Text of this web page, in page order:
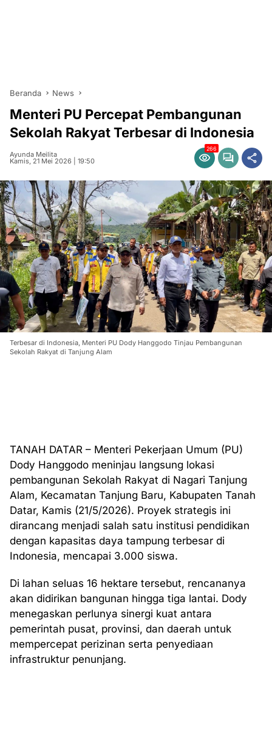
Beranda News
Menteri PU Percepat Pembangunan
Sekolah Rakyat Terbesar di Indonesia
Ayunda Meilita
Kamis, 21 Mei 2026 | 19:50
266
Terbesar di Indonesia, Menteri PU Dody Hanggodo Tinjau Pembangunan
Sekolah Rakyat di Tanjung Alam
TANAH DATAR – Menteri Pekerjaan Umum (PU)
Dody Hanggodo meninjau langsung lokasi
pembangunan Sekolah Rakyat di Nagari Tanjung
Alam, Kecamatan Tanjung Baru, Kabupaten Tanah
Datar, Kamis (21/5/2026). Proyek strategis ini
dirancang menjadi salah satu institusi pendidikan
dengan kapasitas daya tampung terbesar di
Indonesia, mencapai 3.000 siswa.
Di lahan seluas 16 hektare tersebut, rencananya
akan didirikan bangunan hingga tiga lantai. Dody
menegaskan perlunya sinergi kuat antara
pemerintah pusat, provinsi, dan daerah untuk
mempercepat perizinan serta penyediaan
infrastruktur penunjang.